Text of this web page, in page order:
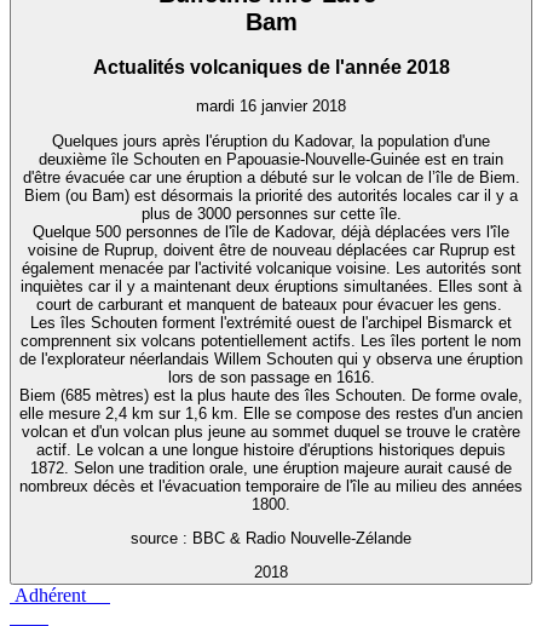
Bam
Actualités volcaniques de l'année 2018
mardi 16 janvier 2018
Quelques jours après l'éruption du Kadovar, la population d'une
deuxième île Schouten en Papouasie-Nouvelle-Guinée est en train
d'être évacuée car une éruption a débuté sur le volcan de l’île de Biem.
Biem (ou Bam) est désormais la priorité des autorités locales car il y a
plus de 3000 personnes sur cette île.
Quelque 500 personnes de l'île de Kadovar, déjà déplacées vers l'île
voisine de Ruprup, doivent être de nouveau déplacées car Ruprup est
également menacée par l'activité volcanique voisine. Les autorités sont
inquiètes car il y a maintenant deux éruptions simultanées. Elles sont à
court de carburant et manquent de bateaux pour évacuer les gens.
Les îles Schouten forment l'extrémité ouest de l'archipel Bismarck et
comprennent six volcans potentiellement actifs. Les îles portent le nom
de l'explorateur néerlandais Willem Schouten qui y observa une éruption
lors de son passage en 1616.
Biem (685 mètres) est la plus haute des îles Schouten. De forme ovale,
elle mesure 2,4 km sur 1,6 km. Elle se compose des restes d'un ancien
volcan et d'un volcan plus jeune au sommet duquel se trouve le cratère
actif. Le volcan a une longue histoire d'éruptions historiques depuis
1872. Selon une tradition orale, une éruption majeure aurait causé de
nombreux décès et l'évacuation temporaire de l'île au milieu des années
1800.
source : BBC & Radio Nouvelle-Zélande
2018
Adhérent